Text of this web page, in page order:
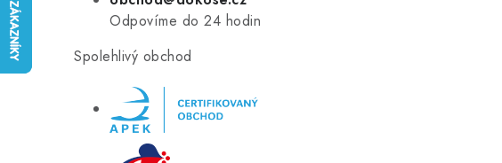
Odpovíme do 24 hodin
Spolehlivý obchod